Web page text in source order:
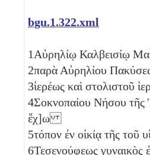
bgu.1.322.xml
1 Αὐρηλίῳ Καλβεισίῳ
2παρὰ Αὐρηλίου
3ἱερέως καὶ
4Σοκνοπαίου Νήσου τῆς
ἔχ]ω
5τόπον ἐν οἰκίᾳ τῆς
6Τεσενούφεως